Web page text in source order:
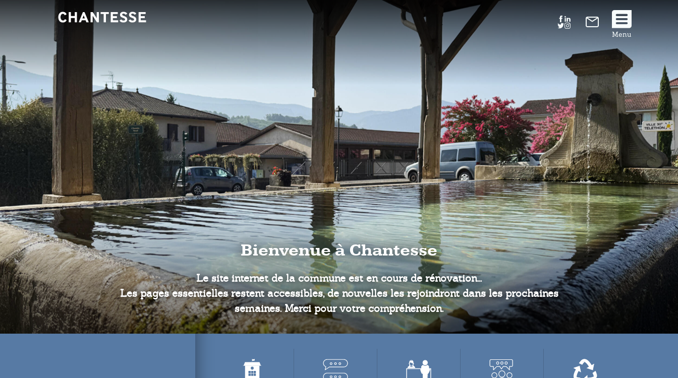
Suivez Menu
Bienvenue à Chantesse
Le site internet de la commune est en cours de rénovation...
Les pages essentielles restent accessibles, de nouvelles les rejoindront dans les prochaines
semaines. Merci pour votre compréhension.